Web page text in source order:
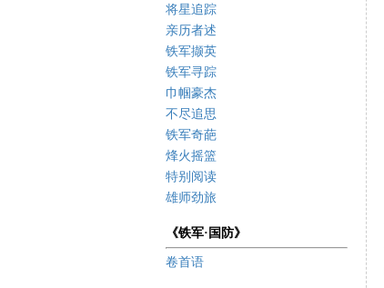
将星追踪
亲历者述
铁军撷英
铁军寻踪
巾帼豪杰
不尽追思
铁军奇葩
烽火摇篮
特别阅读
雄师劲旅
《铁军·国防》
卷首语